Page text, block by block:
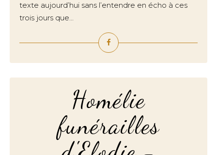
texte aujourd’hui sans l’entendre en écho à ces
trois jours que...
Homélie
funérailles